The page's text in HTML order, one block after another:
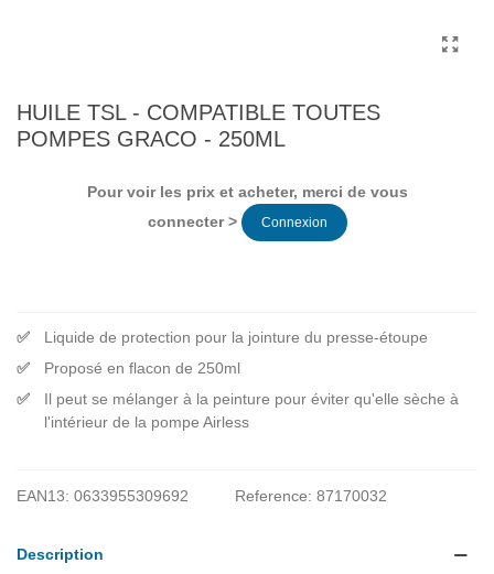
HUILE TSL - COMPATIBLE TOUTES
POMPES GRACO - 250ML
Pour voir les prix et acheter, merci de vous
connecter >
Connexion
Liquide de protection pour la jointure du presse-étoupe
Proposé en flacon de 250ml
Il peut se mélanger à la peinture pour éviter qu'elle sèche à
l'intérieur de la pompe Airless
EAN13: 0633955309692 Reference: 87170032
Description